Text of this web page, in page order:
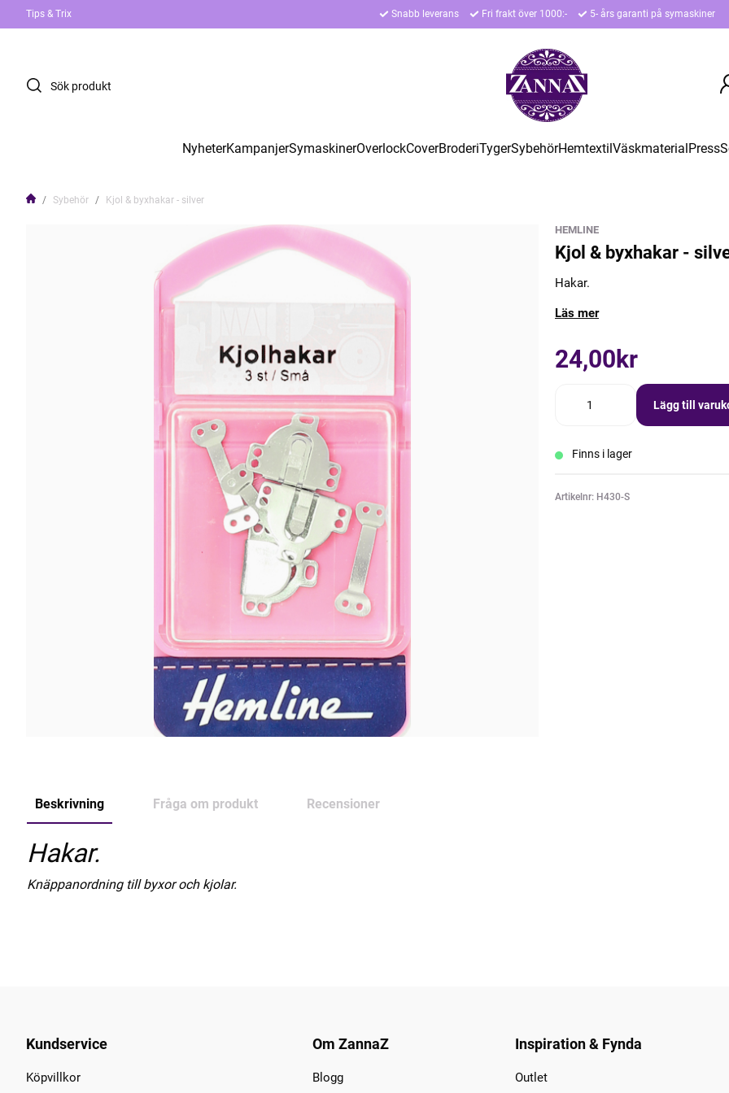
Tips & Trix Snabb leverans Fri frakt över 1000:- 5- års garanti på symaskiner
NyheterKampanjerSymaskinerOverlockCoverBroderiTygerSybehörHemtextilVäskmaterialPress
Sybehör Kjol & byxhakar - silver
HEMLINE
Kjol & byxhakar -
Hakar.
Läs mer
24,00kr
Lägg till
Finns i lager
Artikelnr: H430-S
Beskrivning Fråga om produkt Recensioner
Hakar.
Knäppanordning till byxor och kjolar.
Kundservice
Köpvillkor
Om ZannaZ
Blogg
Inspiration & Fynda
Outlet